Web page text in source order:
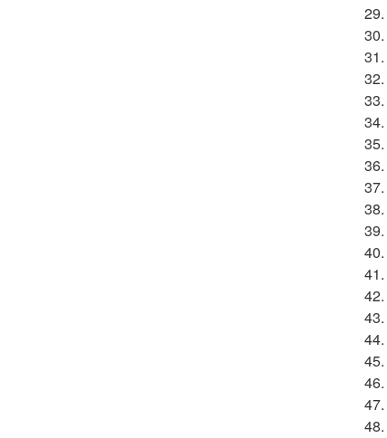
29.
30.
31.
32.
33.
34.
35.
36.
37.
38.
39.
40.
41.
42.
43.
44.
45.
46.
47.
48.